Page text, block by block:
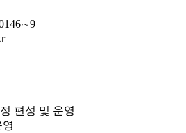
편성 및 운영